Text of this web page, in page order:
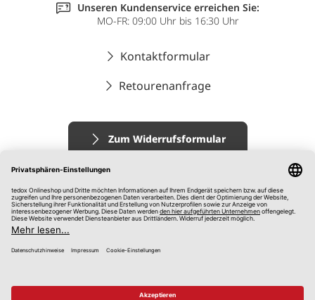
Unseren Kundenservice erreichen Sie:
MO-FR: 09:00 Uhr bis 16:30 Uhr
Kontaktformular
Retourenanfrage
Zum Widerrufsformular
Impressum
AGB
Datenschutz
Hinweisgebersystem